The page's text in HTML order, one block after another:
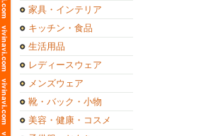
家具・インテリア
キッチン・食品
生活用品
レディースウェア
メンズウェア
靴・バック・小物
美容・健康・コスメ